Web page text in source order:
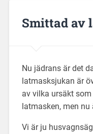
Smittad av
Nu jädrans är det
latmasksjukan är
av vilka ursäkt
latmasken, men nu
Vi är ju